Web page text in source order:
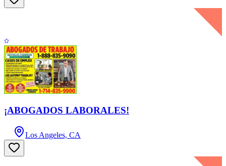
¡ABOGADOS LABORALES!
Los Angeles, CA